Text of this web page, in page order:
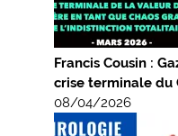
Francis Cousin :
crise terminale du
08/04/2026